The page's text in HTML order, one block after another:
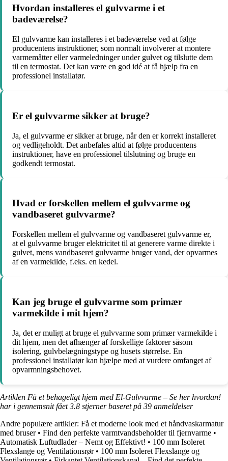
Hvordan installeres el gulvvarme i et
badeværelse?
El gulvvarme kan installeres i et badeværelse ved at følge
producentens instruktioner, som normalt involverer at montere
varmemåtter eller varmeledninger under gulvet og tilslutte dem
til en termostat. Det kan være en god idé at få hjælp fra en
professionel installatør.
Er el gulvvarme sikker at bruge?
Ja, el gulvvarme er sikker at bruge, når den er korrekt installeret
og vedligeholdt. Det anbefales altid at følge producentens
instruktioner, have en professionel tilslutning og bruge en
godkendt termostat.
Hvad er forskellen mellem el gulvvarme og
vandbaseret gulvvarme?
Forskellen mellem el gulvvarme og vandbaseret gulvvarme er,
at el gulvvarme bruger elektricitet til at generere varme direkte i
gulvet, mens vandbaseret gulvvarme bruger vand, der opvarmes
af en varmekilde, f.eks. en kedel.
Kan jeg bruge el gulvvarme som primær
varmekilde i mit hjem?
Ja, det er muligt at bruge el gulvvarme som primær varmekilde i
dit hjem, men det afhænger af forskellige faktorer såsom
isolering, gulvbelægningstype og husets størrelse. En
professionel installatør kan hjælpe med at vurdere omfanget af
opvarmningsbehovet.
Artiklen Få et behageligt hjem med El-Gulvvarme – Se her hvordan!
har i gennemsnit fået3.8 stjerner baseret på 39 anmeldelser
Andre populære artikler: Få et moderne look med et håndvaskarmatur
med bruser• Find den perfekte varmtvandsbeholder til fjernvarme •
Automatisk Luftudlader – Nemt og Effektivt! • 100 mm Isoleret
Flexslange og Ventilationsrør• 100 mm Isoleret Flexslange og